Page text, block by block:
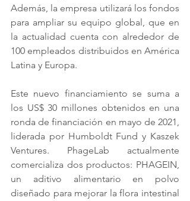
Además, la empresa utilizará los fondos
para ampliar su equipo global, que en
la actualidad cuenta con alrededor de
100 empleados distribuidos en América
Latina y Europa.
Este nuevo financiamiento se suma a
los US$ 30 millones obtenidos en una
ronda de financiación en mayo de 2021,
liderada por Humboldt Fund y Kaszek
Ventures. PhageLab actualmente
comercializa dos productos: PHAGEIN,
un aditivo alimentario en polvo
diseñado para mejorar la flora intestinal